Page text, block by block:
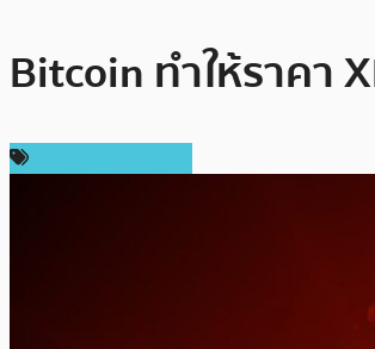
Bitcoin ทำให้ราคา